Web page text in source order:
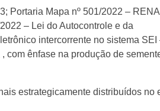
Portaria Mapa nº 501/2022 –
– Lei do Autocontrole e da
intercorrente no sistema SEI
com ênfase na produção de
estrategicamente distribuídos no